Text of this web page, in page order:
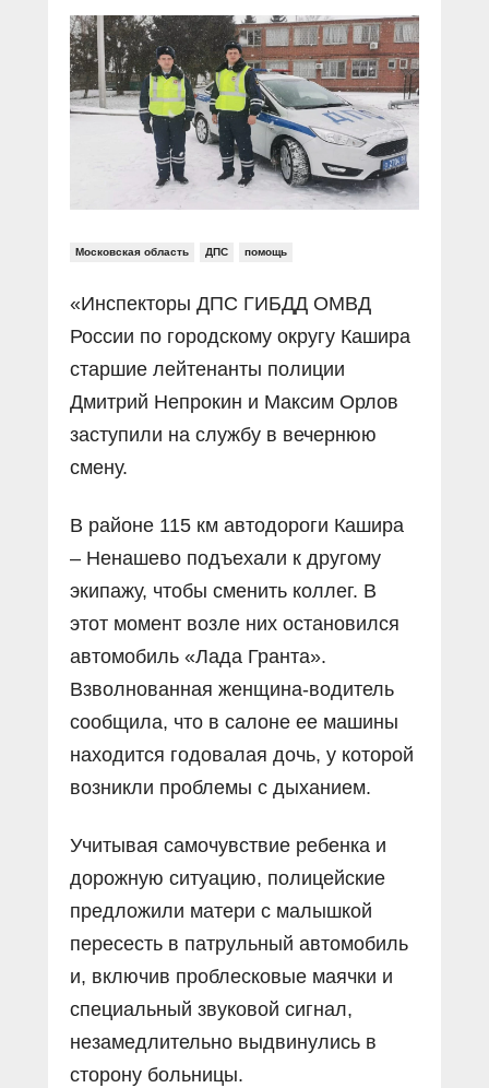
Документальные фильмы
В знании сила
Специальный репортаж
КиберПОСТОВОЙ
Газета «Щит и меч»
Журнал «Полиция России»
О ПОРТАЛЕ
Контакты
Московская область ДПС помощь
«Инспекторы ДПС ГИБДД ОМВД
России по городскому округу Кашира
старшие лейтенанты полиции
Дмитрий Непрокин и Максим Орлов
заступили на службу в вечернюю
смену.
В районе 115 км автодороги Кашира
– Ненашево подъехали к другому
экипажу, чтобы сменить коллег. В
этот момент возле них остановился
автомобиль «Лада Гранта».
Взволнованная женщина-водитель
сообщила, что в салоне ее машины
находится годовалая дочь, у которой
возникли проблемы с дыханием.
Учитывая самочувствие ребенка и
дорожную ситуацию, полицейские
предложили матери с малышкой
пересесть в патрульный автомобиль
и, включив проблесковые маячки и
специальный звуковой сигнал,
незамедлительно выдвинулись в
сторону больницы.